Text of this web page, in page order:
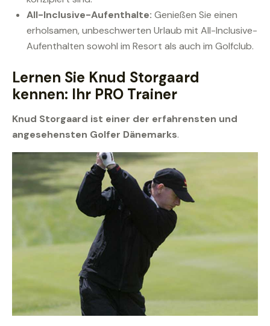
All-Inclusive-Aufenthalte: Genießen Sie einen
erholsamen, unbeschwerten Urlaub mit All-Inclusive-
Aufenthalten sowohl im Resort als auch im Golfclub.
Lernen Sie Knud Storgaard
kennen: Ihr PRO Trainer
Knud Storgaard ist einer der erfahrensten und
angesehensten Golfer Dänemarks.